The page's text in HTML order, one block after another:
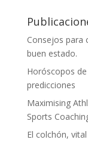
Consejos para
buen estado.
Horóscopos
predicciones
Maximising
Sports
El colchón,